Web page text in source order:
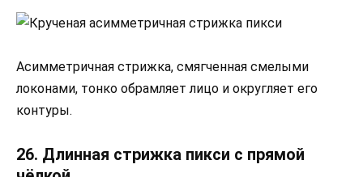
Асимметричная стрижка, смягченная смелыми
локонами, тонко обрамляет лицо и округляет его
контуры.
26. Длинная стрижка пикси с прямой